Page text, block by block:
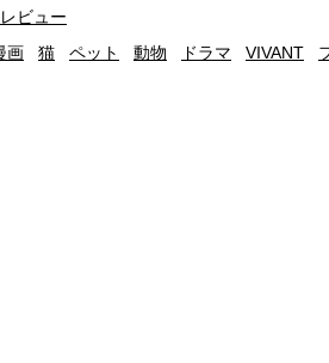
レビュー
画 猫 ペット 動物 ドラマ VIVANT